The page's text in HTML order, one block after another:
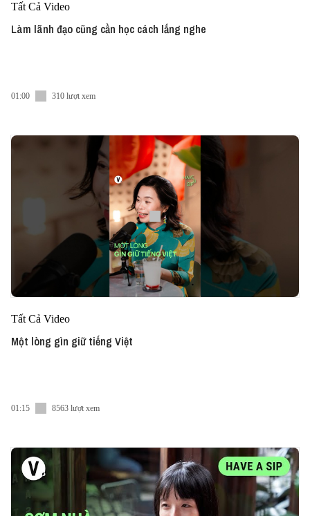
Tất Cả Video
Làm lãnh đạo cũng cần học cách lắng nghe
01:00 310 lượt xem
Tất Cả Video
Một lòng gìn giữ tiếng Việt
01:15 8563 lượt xem